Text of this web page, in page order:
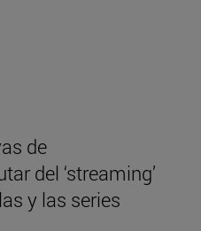
de
del ‘streaming’
y las series